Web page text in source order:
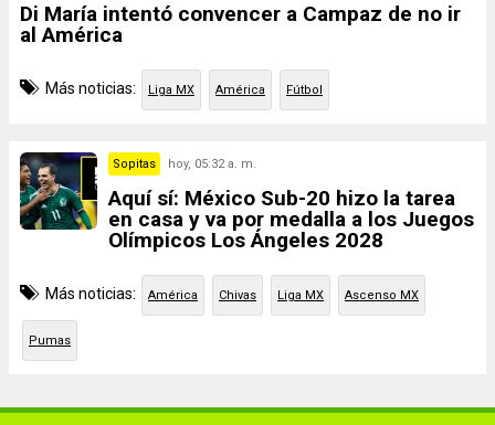
Di María intentó convencer a Campaz de no ir
al América
Más noticias: Liga MX América Fútbol
Sopitas hoy, 05:32 a. m.
Aquí sí: México Sub-20 hizo la tarea
en casa y va por medalla a los Juegos
Olímpicos Los Ángeles 2028
Más noticias: América Chivas Liga MX Ascenso MX
Pumas